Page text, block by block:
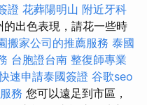
證 花葬陽明山 附近牙科
出色表現，請花一些時
搬家公司的推薦服務 泰國
台胞證台南 整復師專業
速申請泰國簽證 谷歌seo
務 您可以遠足到市區，